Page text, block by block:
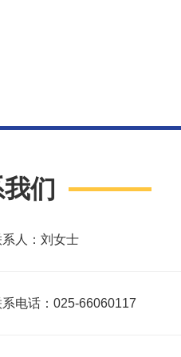
们
人：刘女士
电话：025-66060117